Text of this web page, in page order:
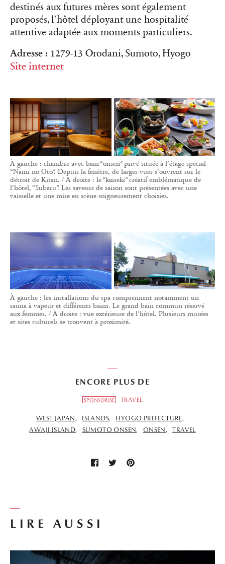
destinés aux futures mères sont également
proposés, l’hôtel déployant une hospitalité
attentive adaptée aux moments particuliers.
Adresse : 1279-13 Orodani, Sumoto, Hyogo
Site internet
À gauche : chambre avec bain “onsen” privé située à l’étage spécial
“Nami no Oto”. Depuis la fenêtre, de larges vues s’ouvrent sur le
détroit de Kitan. / À droite : le “kaiseki” créatif emblématique de
l’hôtel, “Subaru”. Les saveurs de saison sont présentées avec une
vaisselle et une mise en scène soigneusement choisies.
À gauche : les installations du spa comprennent notamment un
sauna à vapeur et différents bains. Le grand bain commun réservé
aux femmes. / À droite : vue extérieure de l’hôtel. Plusieurs musées
et sites culturels se trouvent à proximité.
LIRE AUSSI
ENCORE PLUS DE
SPONSORISÉ TRAVEL
WEST JAPAN ISLANDS
HYOGO PREFECTURE
AWAJI ISLAND
SUMOTO ONSEN ONSEN TRAVEL